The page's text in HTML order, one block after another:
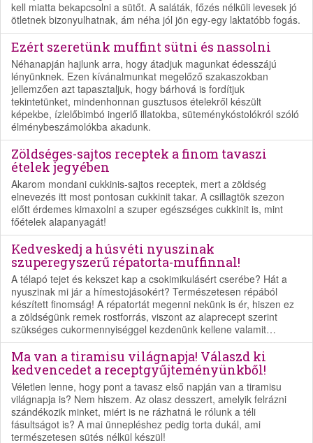
kell miatta bekapcsolni a sütőt. A saláták, főzés nélküli levesek jó
ötletnek bizonyulhatnak, ám néha jól jön egy-egy laktatóbb fogás.
Ezért szeretünk muffint sütni és nassolni
Néhanapján hajlunk arra, hogy átadjuk magunkat édesszájú
lényünknek. Ezen kívánalmunkat megelőző szakaszokban
jellemzően azt tapasztaljuk, hogy bárhová is fordítjuk
tekintetünket, mindenhonnan gusztusos ételekről készült
képekbe, ízlelőbimbó ingerlő illatokba, süteménykóstolókról szóló
élménybeszámolókba akadunk.
Zöldséges-sajtos receptek a finom tavaszi
ételek jegyében
Akarom mondani cukkinis-sajtos receptek, mert a zöldség
elnevezés itt most pontosan cukkinit takar. A csillagtök szezon
előtt érdemes kimaxolni a szuper egészséges cukkinit is, mint
főételek alapanyagát!
Kedveskedj a húsvéti nyuszinak
szuperegyszerű répatorta-muffinnal!
A télapó tejet és kekszet kap a csokimikulásért cserébe? Hát a
nyuszinak mi jár a hímestojásokért? Természetesen répából
készített finomság! A répatortát megenni nekünk is ér, hiszen ez
a zöldségünk remek rostforrás, viszont az alaprecept szerint
szükséges cukormennyiséggel kezdenünk kellene valamit…
Ma van a tiramisu világnapja! Válaszd ki
kedvencedet a receptgyűjteményünkből!
Véletlen lenne, hogy pont a tavasz első napján van a tiramisu
világnapja is? Nem hiszem. Az olasz desszert, amelyik felrázni
szándékozik minket, miért is ne rázhatná le rólunk a téli
fásultságot is? A mai ünnepléshez pedig torta dukál, ami
természetesen sütés nélkül készül!